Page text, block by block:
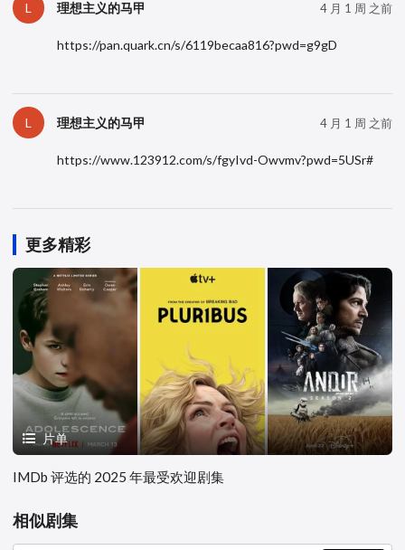
L 理想主义的马甲 4 月 1 周 之前
https://pan.quark.cn/s/6119becaa816?pwd=g9gD
L 理想主义的马甲 4 月 1 周 之前
https://www.123912.com/s/fgyIvd-Owvmv?pwd=5USr#
更多精彩
片单
IMDb 评选的 2025 年最受欢迎剧集
相似剧集